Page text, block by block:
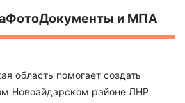
ФотоДокументы и МПА
область помогает создать
Новоайдарском районе ЛНР